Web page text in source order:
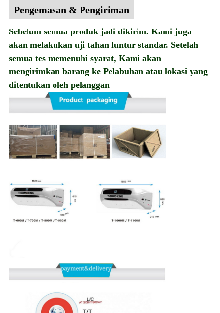
Pengemasan & Pengiriman
Sebelum semua produk jadi dikirim. Kami juga
akan melakukan uji tahan luntur standar. Setelah
semua tes memenuhi syarat, Kami akan
mengirimkan barang ke Pelabuhan atau lokasi yang
ditentukan oleh pelanggan